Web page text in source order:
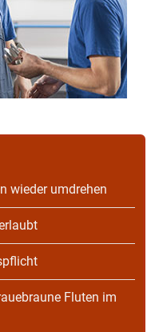
wieder umdrehen
Fluten im